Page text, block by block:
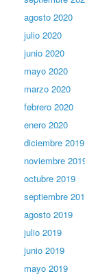
agosto 2020
julio 2020
junio 2020
mayo 2020
marzo 2020
febrero 2020
enero 2020
diciembre 2019
noviembre
octubre 2019
septiembre
agosto 2019
julio 2019
junio 2019
mayo 2019